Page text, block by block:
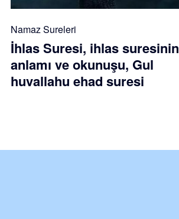
Namaz Sureleri
İhlas Suresi, ihlas suresinin
anlamı ve okunuşu, Gul
huvallahu ehad suresi